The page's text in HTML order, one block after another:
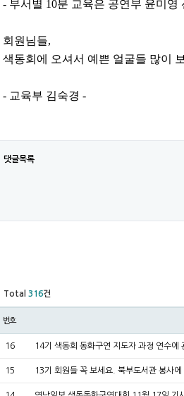
- 부서별 10분 교육은 공연부 윤미영
회원님들,
색동회에 오셔서 예쁜 얼굴들 많이
- 교육부 김숙경 -
댓글목록
Total 316건
번호
16 14기 색동회 동화구연 지도자 과정 연수에
15 13기 회원들 꼭 보세요. 북부도서관 봉사